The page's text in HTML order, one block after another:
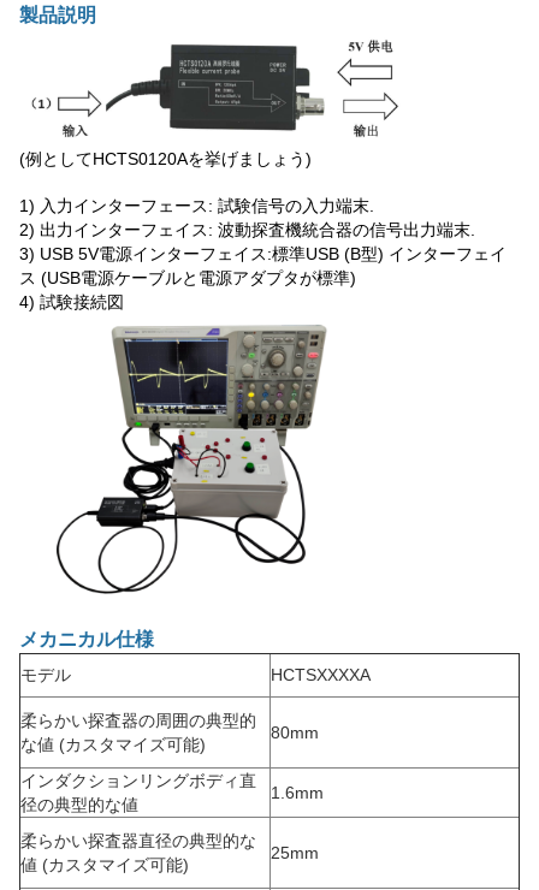
製品説明
(例としてHCTS0120Aを挙げましょう)
1) 入力インターフェース: 試験信号の入力端末.
2) 出力インターフェイス: 波動探査機統合器の信号出力端末.
3) USB 5V電源インターフェイス:標準USB (B型) インターフェイ
ス (USB電源ケーブルと電源アダプタが標準)
4) 試験接続図
メカニカル仕様
モデル HCTSXXXXA
柔らかい探査器の周囲の典型的
な値 (カスタマイズ可能)
80mm
インダクションリングボディ直
径の典型的な値
1.6mm
柔らかい探査器直径の典型的な
値 (カスタマイズ可能)
25mm